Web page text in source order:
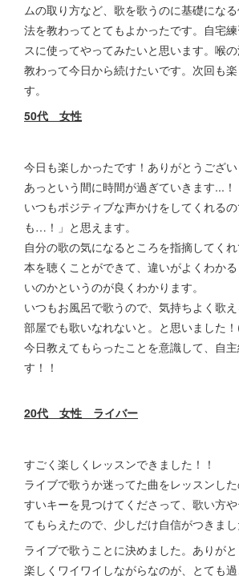
ムの取り方など、歌を歌うのに基礎にな
法を教わってとてもよかったです。自宅
スに使ってやってみたいと思います。喉
教わって今日から続けたいです。次回も
す。
50代 女性
今日も楽しかったです！ありがとうござい
あっという間に時間が過ぎていきます...！
いつもポジティブな声かけをしてくれる
も…！」と思えます。
自分の歌の気になるところを指摘してく
本を聴くことができて、違いがよくわか
いのかというのが良くわかります。
いつもお風呂で歌うので、気持ちよく歌
部屋でも歌いなれないと。と思いました
今日教えてもらったことを意識して、自
す！！
20代 女性 ライバー
すごく楽しくレッスンできました！！
ライブで歌うか迷ってた曲をレッスンし
すいキーを見つけてくださって、歌い方
てもらえたので、少しだけ自信がつきまし
ライブで歌うことに決めました。ありがと
楽しくワイワイしながらなのが、とても